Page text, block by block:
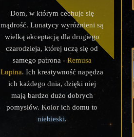
Dom, w którym cechuje się
mądrość. Lunatycy wyróżnieni są
wielką akceptacją dla drugiego
czarodzieja, której uczą się od
samego patrona - Remusa
Lupina. Ich kreatywność napędza
ich każdego dnia, dzięki niej
mają bardzo dużo dobrych
pomysłów. Kolor ich domu to
niebieski.